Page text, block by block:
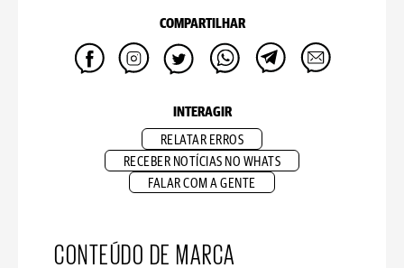
COMPARTILHAR
INTERAGIR
RELATAR ERROS
RECEBER NOTÍCIAS NO WHATS
FALAR COM A GENTE
CONTEÚDO DE MARCA